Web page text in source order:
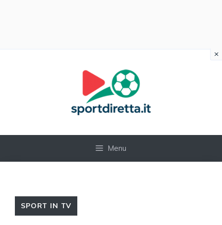
Menu
SPORT IN TV
×